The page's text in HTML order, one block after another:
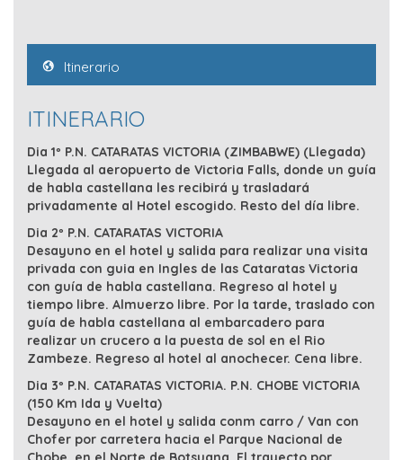
Itinerario
ITINERARIO
Dia 1º P.N. CATARATAS VICTORIA (ZIMBABWE) (Llegada)
Llegada al aeropuerto de Victoria Falls, donde un guía
de habla castellana les recibirá y trasladará
privadamente al Hotel escogido. Resto del día libre.
Dia 2º P.N. CATARATAS VICTORIA
Desayuno en el hotel y salida para realizar una visita
privada con guia en Ingles de las Cataratas Victoria
con guía de habla castellana. Regreso al hotel y
tiempo libre. Almuerzo libre. Por la tarde, traslado con
guía de habla castellana al embarcadero para
realizar un crucero a la puesta de sol en el Rio
Zambeze. Regreso al hotel al anochecer. Cena libre.
Dia 3º P.N. CATARATAS VICTORIA. P.N. CHOBE VICTORIA
(150 Km Ida y Vuelta)
Desayuno en el hotel y salida conm carro / Van con
Chofer por carretera hacia el Parque Nacional de